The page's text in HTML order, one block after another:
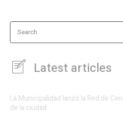
Search
Latest articles
La Municipalidad lanzó la Red de
de la ciudad